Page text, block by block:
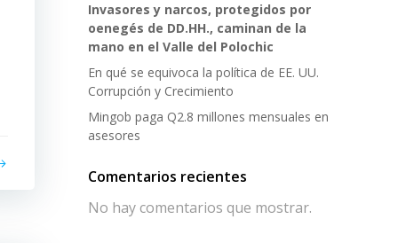
Invasores y narcos, protegidos por
oenegés de DD.HH., caminan de la
mano en el Valle del Polochic
En qué se equivoca la política de EE. UU.
Corrupción y Crecimiento
Mingob paga Q2.8 millones mensuales en
asesores
Comentarios recientes
No hay comentarios que mostrar.